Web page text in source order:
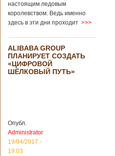
Как
свидетельствуют
данные, которые
Федеральным
статистическим
ведомством
Германии, в 2018
уже третий год
подряд. Объем
торговли между
Германией и
настоящим ледовым
королевством. Ведь именно
здесь в эти дни проходит >>>
ALIBABA GROUP
ПЛАНИРУЕТ СОЗДАТЬ
«ЦИФРОВОЙ
ШЁЛКОВЫЙ ПУТЬ»
Опубл.
Administrator
19/04/2017 -
19:03